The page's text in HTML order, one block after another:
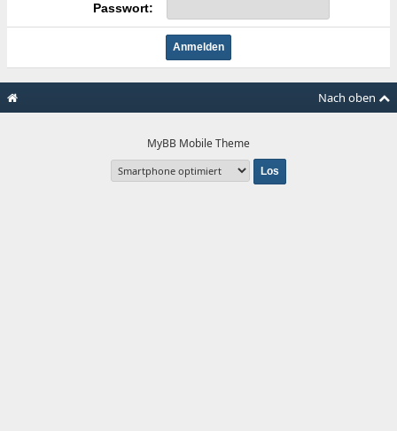
Passwort:
Nach oben
MyBB Mobile Theme